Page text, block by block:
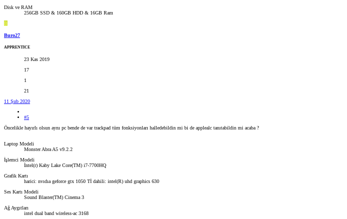
Disk ve RAM
256GB SSD & 160GB HDD & 16GB Ram
B
Buro27
APPRENTICE
23 Kas 2019
17
1
21
11 Şub 2020
#5
Öncelikle hayırlı olsun aynı pc bende de var trackpad tüm fonksiyonları halledebildin mi bi de applealc tanıtabildin mi acaba ?
Laptop Modeli
Monster Abra A5 v9.2.2
İşlemci Modeli
İntel(r) Kaby Lake Core(TM) i7-7700HQ
Grafik Kartı
harici: nvıdıa geforce gtx 1050 Tİ dahili: intel(R) uhd graphics 630
Ses Kartı Modeli
Sound Blaster(TM) Cinema 3
Ağ Aygıtları
intel dual band wireless-ac 3168